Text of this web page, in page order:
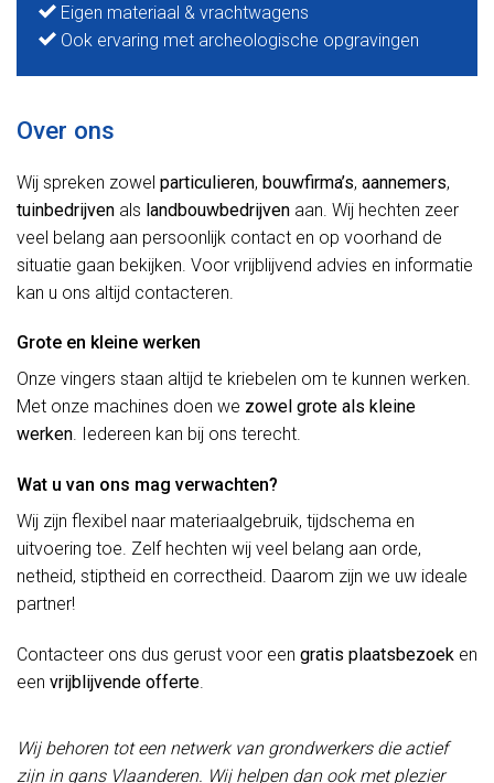
Eigen materiaal & vrachtwagens
Ook ervaring met archeologische opgravingen
Over ons
Wij spreken zowel particulieren, bouwfirma’s, aannemers,
tuinbedrijven als landbouwbedrijven aan. Wij hechten zeer
veel belang aan persoonlijk contact en op voorhand de
situatie gaan bekijken. Voor vrijblijvend advies en informatie
kan u ons altijd contacteren.
Grote en kleine werken
Onze vingers staan altijd te kriebelen om te kunnen werken.
Met onze machines doen we zowel grote als kleine
werken. Iedereen kan bij ons terecht.
Wat u van ons mag verwachten?
Wij zijn flexibel naar materiaalgebruik, tijdschema en
uitvoering toe. Zelf hechten wij veel belang aan orde,
netheid, stiptheid en correctheid. Daarom zijn we uw ideale
partner!
Contacteer ons dus gerust voor een gratis plaatsbezoek en
een vrijblijvende offerte.
Wij behoren tot een netwerk van grondwerkers die actief
zijn in gans Vlaanderen. Wij helpen dan ook met plezier